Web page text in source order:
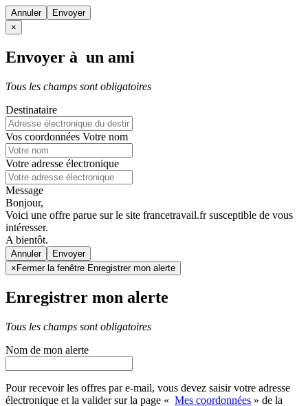
Annuler
×
Envoyer à un ami
Tous les champs sont obligatoires
Destinataire
Vos coordonnées Votre nom
Votre adresse électronique
Message
Bonjour,
Voici une offre parue sur le site francetravail.fr susceptible de vous
intéresser.
A bientôt.
Annuler
×Fermer la fenêtre Enregistrer mon alerte
Enregistrer mon alerte
Tous les champs sont obligatoires
Nom de mon alerte
Pour recevoir les offres par e-mail, vous devez saisir votre adresse
électronique et la valider sur la page « Mes coordonnées » de la